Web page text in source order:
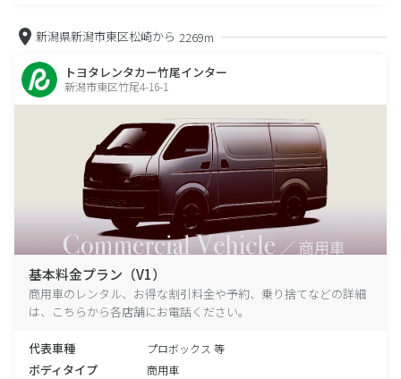
新潟県新潟市東区松崎から 2269m
トヨタレンタカー竹尾インター
新潟市東区竹尾4-16-1
基本料金プラン（V1）
商用車のレンタル、お得な割引料金や予約、乗り捨てなどの詳細
は、こちらから各店舗にお電話ください。
代表車種 プロボックス 等
ボディタイプ 商用車